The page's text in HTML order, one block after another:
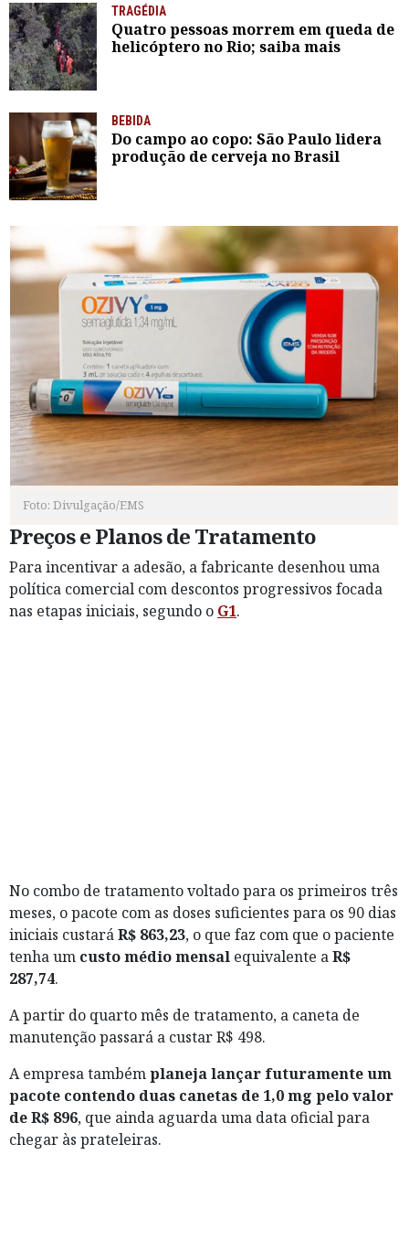
TRAGÉDIA
Quatro pessoas morrem em queda de
helicóptero no Rio; saiba mais
BEBIDA
Do campo ao copo: São Paulo lidera
produção de cerveja no Brasil
Foto: Divulgação/EMS
Preços e Planos de Tratamento
Para incentivar a adesão, a fabricante desenhou uma
política comercial com descontos progressivos focada
nas etapas iniciais, segundo o G1.
No combo de tratamento voltado para os primeiros três
meses, o pacote com as doses suficientes para os 90 dias
iniciais custaráR$ 863,23, o que faz com que o paciente
tenha um custo médio mensal equivalente aR$
287,74.
A partir do quarto mês de tratamento, a caneta de
manutenção passará a custar R$ 498.
A empresa tambémplaneja lançar futuramente um
pacote contendo duas canetas de 1,0 mg pelo valor
de R$ 896, que ainda aguarda uma data oficial para
chegar às prateleiras.